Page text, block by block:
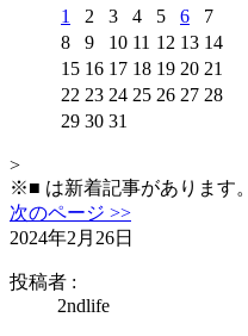
1
2 3 4 5 6
7
8
9 10 11 12 13 14
15 16 17 18 19 20 21
22 23 24 25 26 27 28
29 30 31
>
※■ は新着記事があります。
次のページ >>
2024年2月26日
投稿者 :
2ndlife